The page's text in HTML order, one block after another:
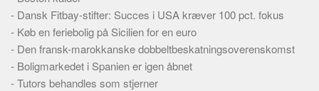
- Dansk Fitbay-stifter: Succes i USA kræver 100 pct. fokus
- Køb en feriebolig på Sicilien for en euro
- Den fransk-marokkanske dobbeltbeskatningsoverenskomst
- Boligmarkedet i Spanien er igen åbnet
-Tutors behandles som stjerner